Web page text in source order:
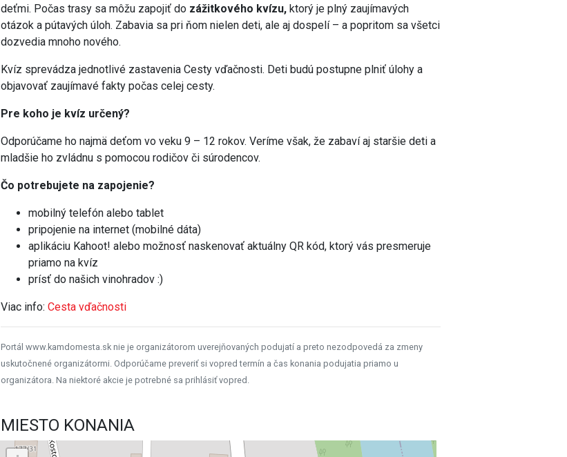
deťmi. Počas trasy sa môžu zapojiť do zážitkového kvízu,ktorý je plný zaujímavých
otázok a pútavých úloh. Zabavia sa pri ňom nielen deti, ale aj dospelí – a popritom sa všetci
dozvedia mnoho nového.
Kvíz sprevádza jednotlivé zastavenia Cesty vďačnosti. Deti budú postupne plniť úlohy a
objavovať zaujímavé fakty počas celej cesty.
Pre koho je kvíz určený?
Odporúčame ho najmä deťom vo veku 9 – 12 rokov. Veríme však, že zabaví aj staršie deti a
mladšie ho zvládnu s pomocou rodičov či súrodencov.
Čo potrebujete na zapojenie?
mobilný telefón alebo tablet
pripojenie na internet (mobilné dáta)
aplikáciu Kahoot! alebo možnosť naskenovať aktuálny QR kód, ktorý vás presmeruje
priamo na kvíz
prísť do našich vinohradov :)
Viac info:Cesta vďačnosti
Portál www.kamdomesta.sk nie je organizátorom uverejňovaných podujatí a preto nezodpovedá za zmeny
uskutočnené organizátormi. Odporúčame preveriť si vopred termín a čas konania podujatia priamo u
organizátora. Na niektoré akcie je potrebné sa prihlásiť vopred.
MIESTO KONANIA